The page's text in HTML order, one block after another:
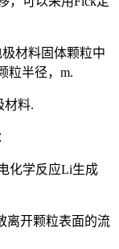
材料固体颗粒中
粒半径，m.
材料.
化学反应Li生成
离开颗粒表面的流